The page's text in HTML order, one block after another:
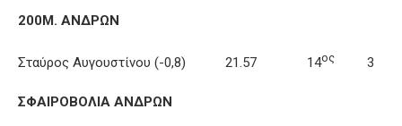
200Μ. ΑΝΔΡΩΝ
Σταύρος Αυγουστίνου (-0,8) 21.57 14ος 3
ΣΦΑΙΡΟΒΟΛΙΑ ΑΝΔΡΩΝ